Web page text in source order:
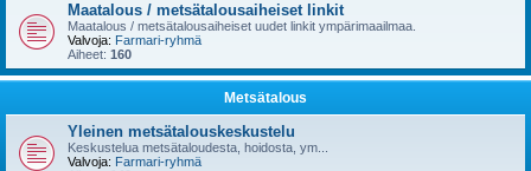
Maatalous / metsätalousaiheiset linkit
Maatalous / metsätalousaiheiset uudet linkit ympärimaailmaa.
Valvoja: Farmari-ryhmä
Aiheet: 160
Metsätalous
Yleinen metsätalouskeskustelu
Keskustelua metsätaloudesta, hoidosta, ym...
Valvoja: Farmari-ryhmä